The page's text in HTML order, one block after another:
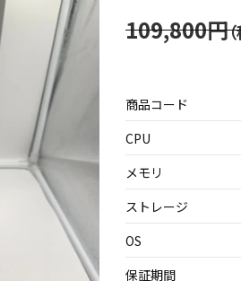
109,800円
商品コード
CPU
メモリ
ストレージ
OS
保証期間